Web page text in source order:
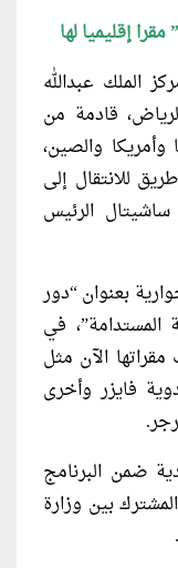
مركز الملك عبدالله
قادمة من
والصين،
للانتقال إلى
ساشيتال الرئيس
بعنوان “دور
في
الآن مثل
فايزر وأخرى
ضمن البرنامج
بين وزارة